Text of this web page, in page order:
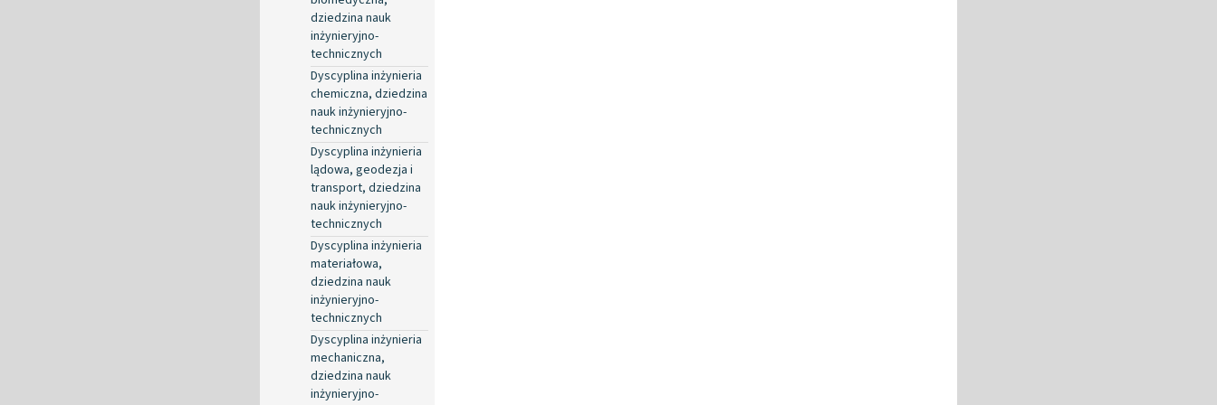
dziedzina nauk
inżynieryjno-
technicznych
Dyscyplina inżynieria
chemiczna, dziedzina
nauk inżynieryjno-
technicznych
Dyscyplina inżynieria
lądowa, geodezja i
transport, dziedzina
nauk inżynieryjno-
technicznych
Dyscyplina inżynieria
materiałowa,
dziedzina nauk
inżynieryjno-
technicznych
Dyscyplina inżynieria
mechaniczna,
dziedzina nauk
inżynieryjno-